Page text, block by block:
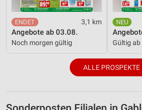
3,1 km
Angebote ab 03.08.
Noch morgen gültig Gültig ab
ALLE PROSPEKTE